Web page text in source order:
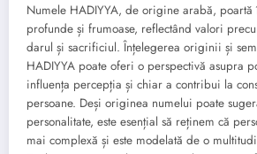
Numele HADIYYA, de origine arabă,
profunde și frumoase, reflectând valori
darul și sacrificiul. Înțelegerea originii și
HADIYYA poate oferi o perspectivă asupra
influența percepția și chiar a contribui la
persoane. Deși originea numelui poate
personalitate, este esențial să reținem că
mai complexă și este modelată de o